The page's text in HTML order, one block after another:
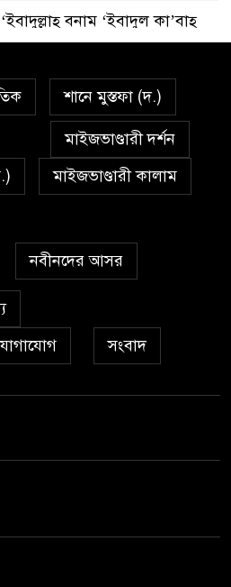
‘ইবাদুল্লাহ্ বনাম ‘ইবাদুল কা’বাহ্
সর্বকালের সব সমস্যার সমাধানের
একমাত্র উপায় মহানবী (দঃ) আদর্শ
প্রেমাস্পদের গলি
অঞ্চল ভিত্তিক জশনে জুলূসে ঈদে
মিলাদুন্নবী এর গুরুত্ব
আইয়ূবীদের গ্রীবায় মারওয়ানী
‘উরসে পাক সম্পন্ন
শানে মুস্তফা (দ.)
মাইজভাণ্ডারী দর্শন
মাইজভাণ্ডারী কালাম
নবীনদের আসর
সংবাদ